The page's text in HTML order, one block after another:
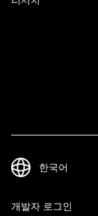
개발자 로그인